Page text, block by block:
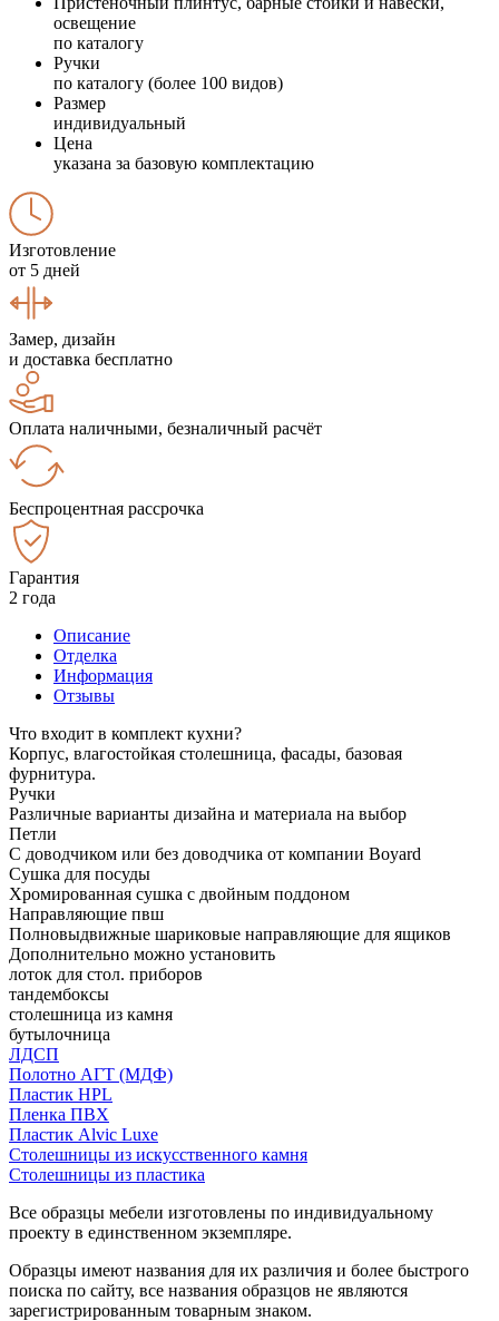
освещение
по каталогу
Ручки
по каталогу (более 100 видов)
Размер
индивидуальный
Цена
указана за базовую комплектацию
Изготовление
от 5 дней
Замер, дизайн
и доставка бесплатно
Оплата наличными, безналичный расчёт
Беспроцентная рассрочка
Гарантия
2 года
Описание
Отделка
Информация
Отзывы
Что входит в комплект кухни?
Корпус, влагостойкая столешница, фасады, базовая
фурнитура.
Ручки
Различные варианты дизайна и материала на выбор
Петли
С доводчиком или без доводчика от компании Boyard
Сушка для посуды
Хромированная сушка с двойным поддоном
Направляющие пвш
Полновыдвижные шариковые направляющие для ящиков
Дополнительно можно установить
лоток для стол. приборов
тандембоксы
столешница из камня
бутылочница
ЛДСП
Полотно АГТ (МДФ)
Пластик HPL
Пленка ПВХ
Пластик Alvic Luxe
Столешницы из искусственного камня
Столешницы из пластика
Все образцы мебели изготовлены по индивидуальному
проекту в единственном экземпляре.
Образцы имеют названия для их различия и более быстрого
поиска по сайту, все названия образцов не являются
зарегистрированным товарным знаком.